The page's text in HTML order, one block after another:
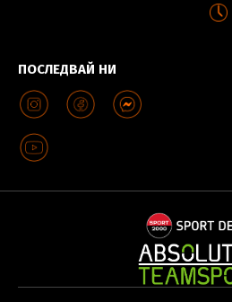
ПОСЛЕДВАЙ НИ